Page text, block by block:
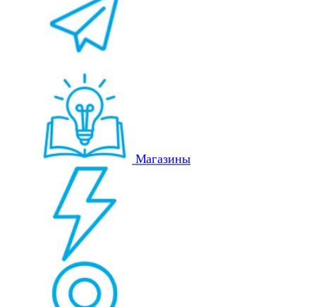
Магазины